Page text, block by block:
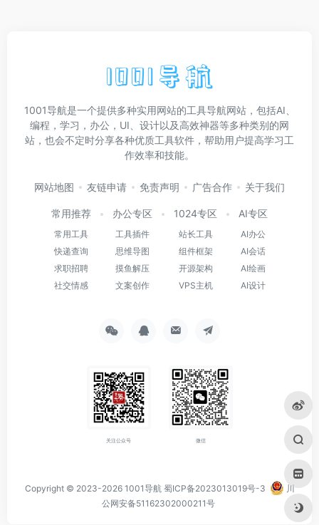
1001导航是一个提供多种实用网站的工具导航网站，包括AI、
编程，学习，办公，UI、设计以及高效神器等多种类别的网
站，也会不定时分享各种优质工具软件，帮助用户提高学习工
作效率和技能。
网站地图 友链申请 免责声明 广告合作 关于我们
常用推荐
常用工具
快递查询
求职招聘
社交情感
办公专区
工具插件
思维导图
摸鱼解压
文案创作
1024专区
站长工具
组件框架
开源架构
VPS主机
AI专区
AI办公
AI会话
AI绘画
AI设计
关注公众号 微信
Copyright © 2023-2026 1001导航 蜀ICP备2023013019号-3
川
公网安备51162302000211号